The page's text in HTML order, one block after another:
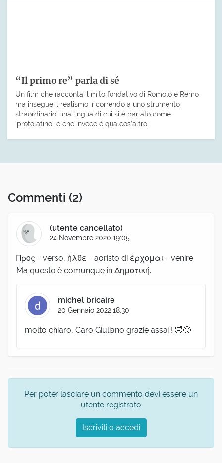
“Il primo re” parla di sé
Un film che racconta il mito fondativo di Romolo e Remo
ma insegue il realismo, ricorrendo a uno strumento
straordinario: una lingua di cui si è parlato come
‘protolatino’, e che invece è qualcos’altro.
Commenti (2)
(utente cancellato)
24 Novembre 2020 19:05
Προς = verso, ήλθε = aoristo di έρχομαι = venire.
Ma questo è comunque in Δημοτική.
michel bricaire
20 Gennaio 2022 18:30
molto chiaro, Caro Giuliano grazie assai ! 🤣🙄
Per poter lasciare un commento devi essere un
utente registrato
Iscriviti o accedi